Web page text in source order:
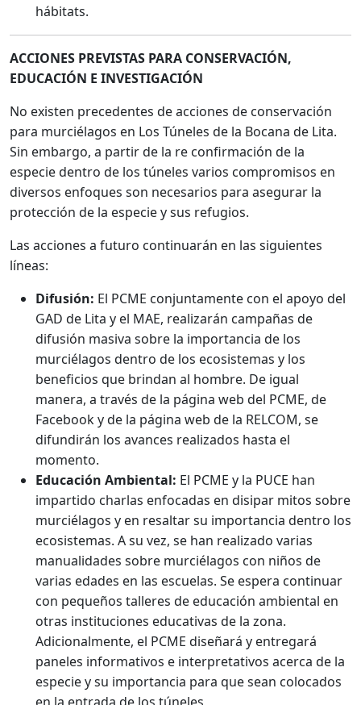
hábitats.
ACCIONES PREVISTAS PARA CONSERVACIÓN,
EDUCACIÓN E INVESTIGACIÓN
No existen precedentes de acciones de conservación
para murciélagos en Los Túneles de la Bocana de Lita.
Sin embargo, a partir de la re confirmación de la
especie dentro de los túneles varios compromisos en
diversos enfoques son necesarios para asegurar la
protección de la especie y sus refugios.
Las acciones a futuro continuarán en las siguientes
líneas:
Difusión: El PCME conjuntamente con el apoyo del
GAD de Lita y el MAE, realizarán campañas de
difusión masiva sobre la importancia de los
murciélagos dentro de los ecosistemas y los
beneficios que brindan al hombre. De igual
manera, a través de la página web del PCME, de
Facebook y de la página web de la RELCOM, se
difundirán los avances realizados hasta el
momento.
Educación Ambiental: El PCME y la PUCE han
impartido charlas enfocadas en disipar mitos sobre
murciélagos y en resaltar su importancia dentro los
ecosistemas. A su vez, se han realizado varias
manualidades sobre murciélagos con niños de
varias edades en las escuelas. Se espera continuar
con pequeños talleres de educación ambiental en
otras instituciones educativas de la zona.
Adicionalmente, el PCME diseñará y entregará
paneles informativos e interpretativos acerca de la
especie y su importancia para que sean colocados